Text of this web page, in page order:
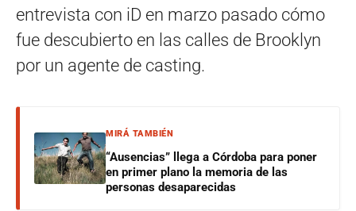
entrevista con iD en marzo pasado cómo
fue descubierto en las calles de Brooklyn
por un agente de casting.
MIRÁ TAMBIÉN
“Ausencias” llega a Córdoba para poner
en primer plano la memoria de las
personas desaparecidas